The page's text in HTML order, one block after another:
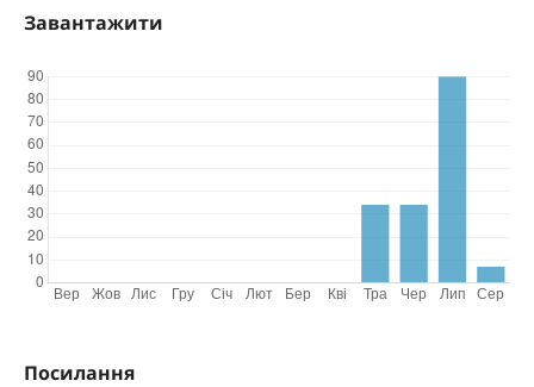
Завантажити
Посилання